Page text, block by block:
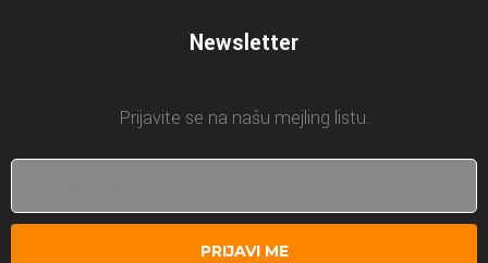
Newsletter
Prijavite se na našu mejling listu.
PRIJAVI ME